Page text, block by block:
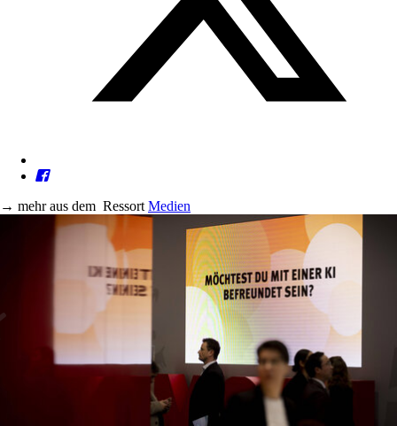
→ mehr aus dem Ressort Medien